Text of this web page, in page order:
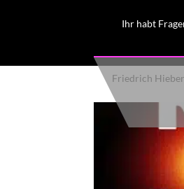
Ihr habt
ROCK
von Friedrich Hieber